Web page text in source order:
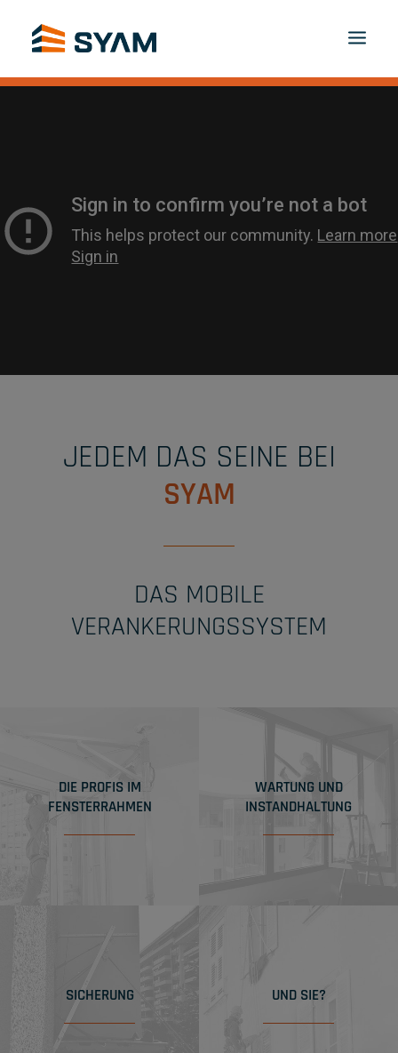
PANIER
JEDEM DAS SEINE BEI
SYAM
DAS MOBILE
VERANKERUNGSSYSTEM
DIE PROFIS IM
FENSTERRAHMEN
WARTUNG UND
INSTANDHALTUNG
SICHERUNG UND SIE?